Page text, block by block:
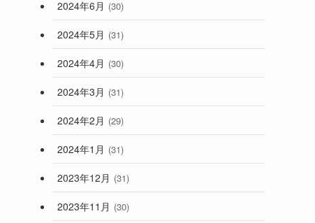
2024年6月 (30)
2024年5月 (31)
2024年4月 (30)
2024年3月 (31)
2024年2月 (29)
2024年1月 (31)
2023年12月 (31)
2023年11月 (30)